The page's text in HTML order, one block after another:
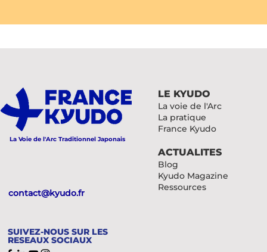
La Voie de l'Arc Traditionnel Japonais
contact@kyudo.fr
SUIVEZ-NOUS SUR LES
RESEAUX SOCIAUX
LE KYUDO
La voie de l'Arc
La pratique
France Kyudo
ACTUALITES
Blog
Kyudo Magazine
Ressources